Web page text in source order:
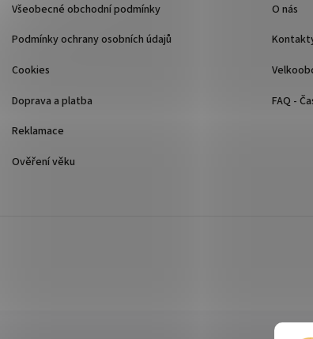
Všeobecné obchodní podmínky
Podmínky ochrany osobních údajů
Cookies
Doprava a platba
Reklamace
Ověření věku
O nás
FAQ -